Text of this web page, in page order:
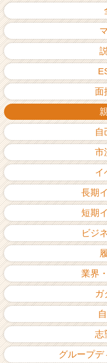
リ
（C
e
r
a
e
r）
面
自
市
イ
長期
短期
ビジ
業界
ガ
志
グループデ